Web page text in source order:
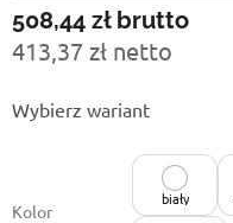
508,44 złbrutto
413,37 zł netto
jednostkowa:
Wybierz wariant
Kolor
biały